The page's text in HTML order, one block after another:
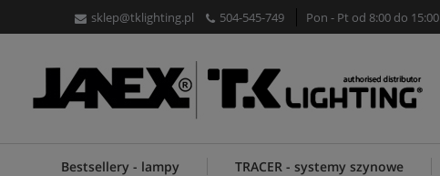
sklep@tklighting.pl 504-545-749 Pon - Pt od 8:00 do 15:00
Bestsellery - lampy TRACER - systemy szynowe